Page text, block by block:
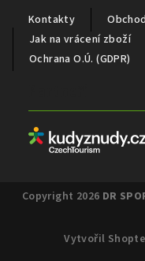
Kontakty
Jak na vrácení zboží
Ochrana O.Ú. (GDPR)
Copyright 2026 DR
Vytvořil